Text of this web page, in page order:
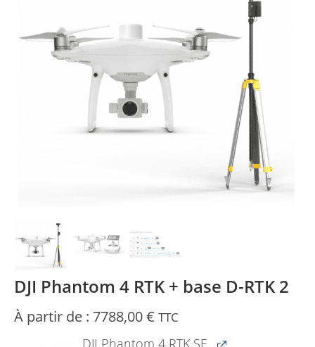
DJI Phantom 4 RTK + base D-RTK 2
À partir de : 7788,00€ TTC
DJI Phantom 4 RTK SE